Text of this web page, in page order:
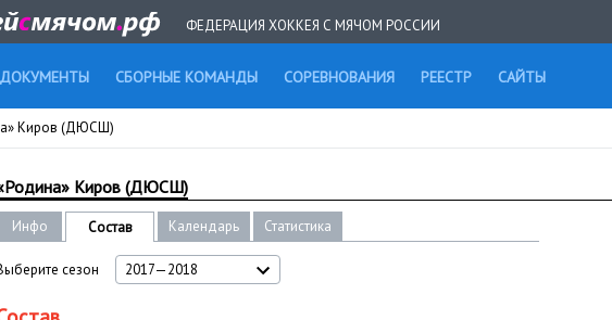
ФЕДЕРАЦИЯ ХОККЕЯ С МЯЧОМ РОССИИ
ДОКУМЕНТЫ СБОРНЫЕ КОМАНДЫ СОРЕВНОВАНИЯ РЕЕСТР САЙТЫ
Киров (ДЮСШ)
Киров (ДЮСШ)
Инфо Состав Календарь Статистика
сезон 2017—2018